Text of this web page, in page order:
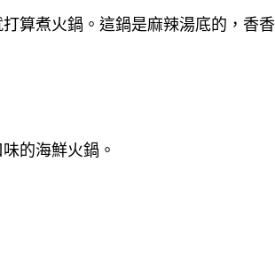
算煮火鍋。這鍋是麻辣湯底的，香
的海鮮火鍋。